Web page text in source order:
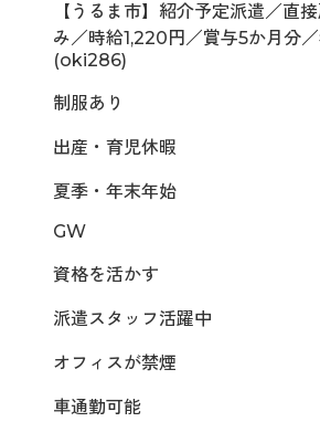
【うるま市】紹介予定派遣／直
み／時給1,220円／賞与5か月分
(oki286)
制服あり
出産・育児休暇
夏季・年末年始
GW
資格を活かす
派遣スタッフ活躍中
オフィスが禁煙
車通勤可能